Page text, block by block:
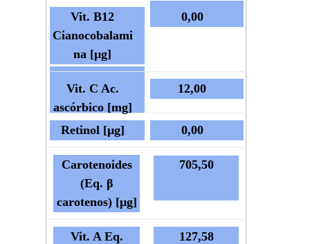
Vit. B12
Cianocobalami
na [µg]
0,00
Vit. C Ac.
ascórbico [mg]
12,00
Retinol [µg] 0,00
Carotenoides
(Eq. β
carotenos) [µg]
705,50
Vit. A Eq.
127,58